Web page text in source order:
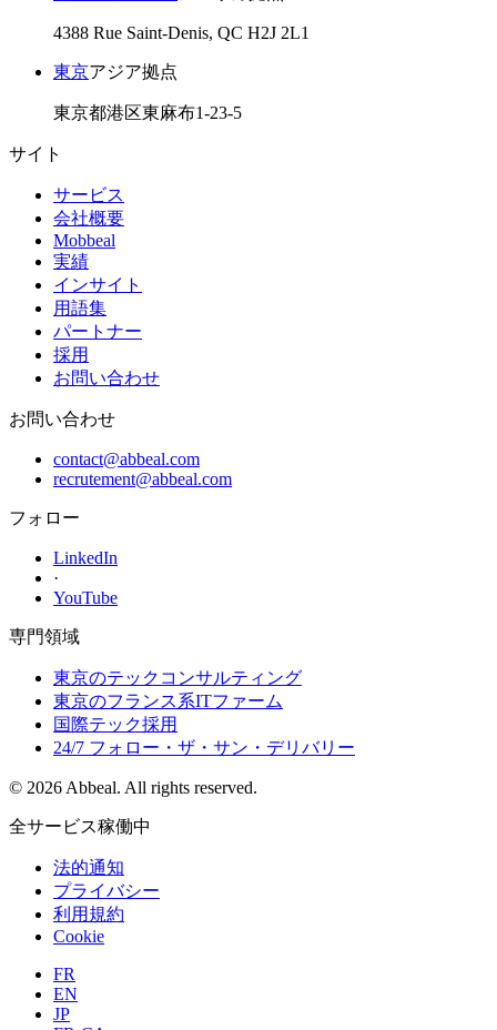
4388 Rue Saint-Denis, QC H2J 2L1
東京アジア拠点
東京都港区東麻布1-23-5
サイト
サービス
会社概要
Mobbeal
実績
インサイト
用語集
パートナー
採用
お問い合わせ
お問い合わせ
contact@abbeal.com
recrutement@abbeal.com
フォロー
LinkedIn
·
YouTube
専門領域
東京のテックコンサルティング
東京のフランス系ITファーム
国際テック採用
24/7 フォロー・ザ・サン・デリバリー
© 2026 Abbeal. All rights reserved.
全サービス稼働中
法的通知
プライバシー
利用規約
Cookie
FR
EN
JP